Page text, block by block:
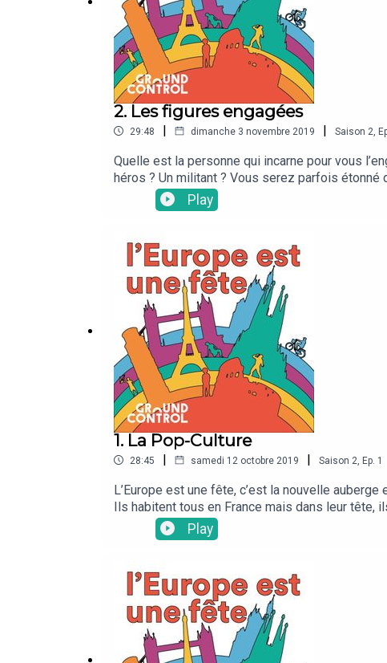
2. Les figures engagées
29:48 | dimanche 3 novembre 2019 | Saison 2
Quelle est la personne qui incarne pour vous
héros ? Un militant ? Vous serez parfois étonné
surtout apprendrez davantage sur la culture de
Play
1. La Pop-Culture
28:45 | samedi 12 octobre 2019 | Saison 2 Ep. 1
L’Europe est une fête, c’est la nouvelle
Ils habitent tous en France mais dans leur tête,
Casimir revient pour une nouvelle saison. Pour
Divertissement, sport, people, politique,
Play